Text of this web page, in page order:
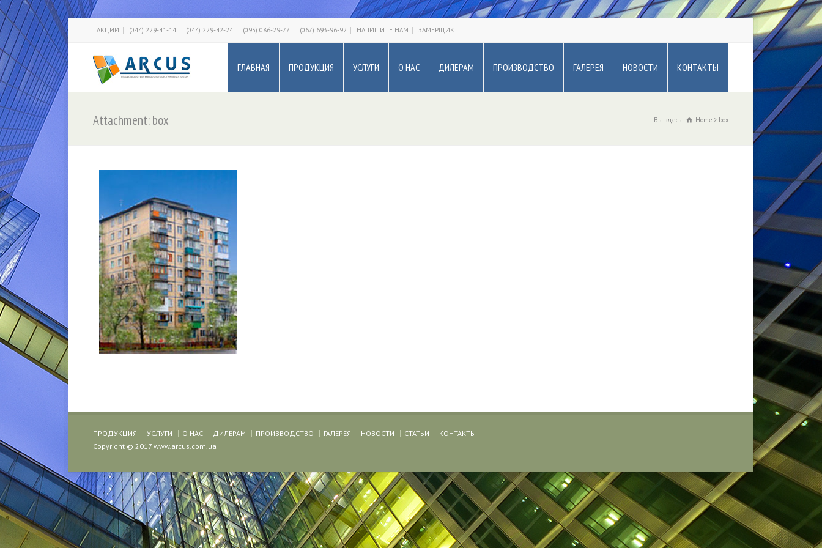
АКЦИИ (044) 229-41-14 (044) 229-42-24 (093) 086-29-77 (067) 693-96-92 НАПИШИТЕ НАМ ЗАМЕРЩИК
ГЛАВНАЯ ПРОДУКЦИЯ УСЛУГИ О НАС ДИЛЕРАМ ПРОИЗВОДСТВО ГАЛЕРЕЯ НОВОСТИ КОНТАКТЫ
Attachment: box Вы здесь: Home box
ПРОДУКЦИЯ УСЛУГИ О НАС ДИЛЕРАМ ПРОИЗВОДСТВО ГАЛЕРЕЯ НОВОСТИ СТАТЬИ
КОНТАКТЫ
Copyright © 2017 www.arcus.com.ua